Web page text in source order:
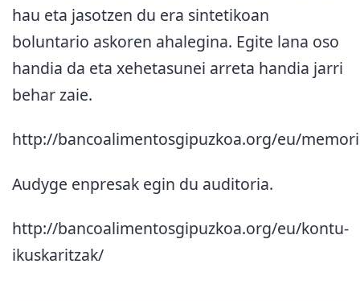
hau eta jasotzen du era sintetikoan
boluntario askoren ahalegina. Egite lana oso
handia da eta xehetasunei arreta handia jarri
behar zaie.
http://bancoalimentosgipuzkoa.org/eu/
Audyge enpresak egin du auditoria.
http://bancoalimentosgipuzkoa.org/eu/kontu-
ikuskaritzak/